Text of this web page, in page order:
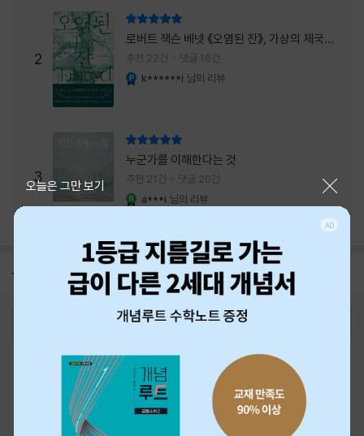
2
로버트 잭슨 베넷 《오염된 잔》, 가상의 제국이
주는 실감과 미스터리 사건의 치밀함이 이루어
내는 최상의 시너지...
추천 22건 댓글 18건
k******i 님의 리뷰
3
누군가를 이해한다는 것
추천 21건 댓글 20건
a***i 님의 리뷰
공지 26년 NBCI 수상 안내
오늘은 그만 보기
최근 본 상품
고객센터 1544-3800 티켓 1544-6399
중고샵 1566-4295
eBook 1:1문의/채팅상담
예스이십사(주) 사업자 정보
이용약관
청소년보호정책